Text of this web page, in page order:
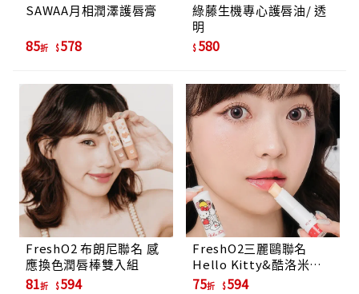
SAWAA月相潤澤護唇膏
85折 578
綠藤生機專心護唇油/ 透
明
580
FreshO2 布朗尼聯名 感
應換色潤唇棒雙入組
81折 594
FreshO2三麗鷗聯名
Hello Kitty&酷洛米感
應換色潤唇棒
75折 594